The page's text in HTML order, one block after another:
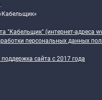
"Кабельщик" (интернет-адреса
персональных данных
сайта c 2017 года